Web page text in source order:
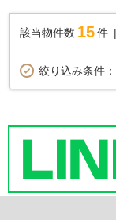
該当物件数 15件
絞り込み条件：